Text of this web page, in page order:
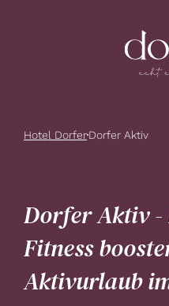
Hotel DorferDorfer Aktiv
Dorfer Aktiv -
Fitness
Aktivurlaub